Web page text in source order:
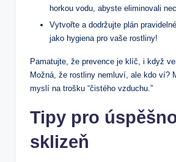
horkou vodu, abyste eliminovali
Vytvořte a dodržujte plán
jako hygiena pro vaše rostliny!
Pamatujte, že prevence je klíč, i když
Možná, že rostliny nemluví, ale kdo ví?
myslí na trošku “čistého vzduchu.”
Tipy pro
sklizeň